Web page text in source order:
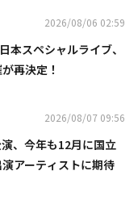
2026/08/06 02:59
本スペシャルライブ、
再決定！
2026/08/07 09:56
演、今年も12月に国立
アーティストに期待